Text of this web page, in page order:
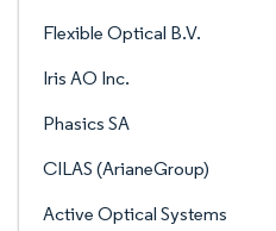
Flexible Optical B.V.
Iris AO Inc.
Phasics SA
CILAS (ArianeGroup)
Active Optical Systems